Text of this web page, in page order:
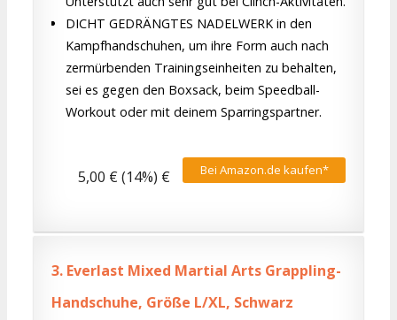
DICHT GEDRÄNGTES NADELWERK in den
Kampfhandschuhen, um ihre Form auch nach
zermürbenden Trainingseinheiten zu behalten,
sei es gegen den Boxsack, beim Speedball-
Workout oder mit deinem Sparringspartner.
Bei Amazon.de kaufen*
5,00 € (14%) €
3. Everlast Mixed Martial Arts Grappling-
Handschuhe, Größe L/XL, Schwarz